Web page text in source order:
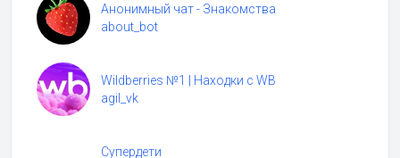
Анонимный чат - Знакомства
about_bot
Wildberries №1 | Находки с WB
agil_vk
Супердети